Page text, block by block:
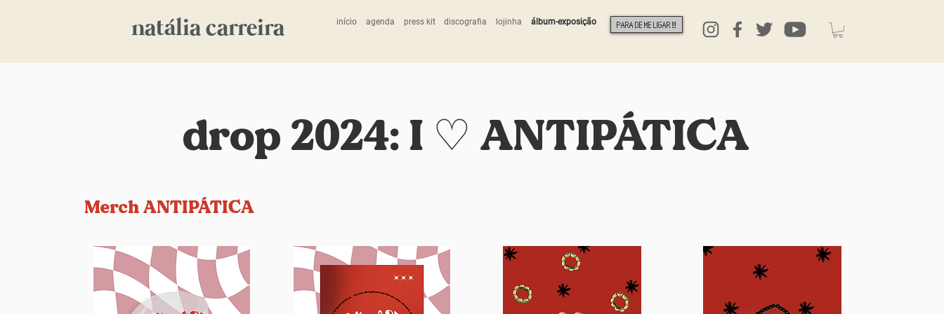
natália carreira início agenda press kit discografia lojinha álbum-exposição PARA DE ME LIGAR !!!
drop 2024: I ♡ ANTIPÁTICA
Merch ANTIPÁTICA